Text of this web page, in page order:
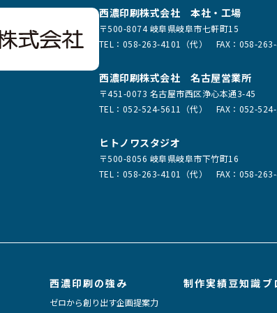
西濃印刷株式会社 本社・工場
〒500-8074 岐阜県岐阜市七軒町15
TEL： 058-263-4101（代） FAX：058-
西濃印刷株式会社 名古屋営業所
〒451-0073 名古屋市西区浄心本通3-45
TEL： 052-524-5611（代） FAX：052-
ヒトノワスタジオ
〒500-8056 岐阜県岐阜市下竹町16
TEL： 058-263-4101（代） FAX：058-
西濃印刷の強み
ゼロから創り出す企画提案力
制作実績豆知識ブ